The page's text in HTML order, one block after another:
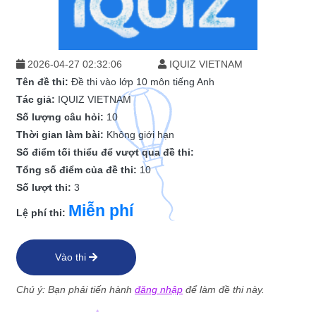
2026-04-27 02:32:06
IQUIZ VIETNAM
Tên đề thi: Đề thi vào lớp 10 môn tiếng Anh
Tác giả: IQUIZ VIETNAM
Số lượng câu hỏi: 10
Thời gian làm bài: Không giới hạn
Số điểm tối thiểu để vượt qua đề thi:
Tổng số điểm của đề thi: 10
Số lượt thi: 3
Lệ phí thi: Miễn phí
Vào thi
Chú ý: Bạn phải tiến hành đăng nhập để làm đề thi này.